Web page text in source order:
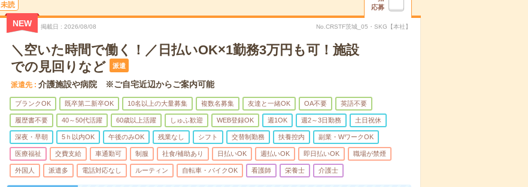
未読
応募
NEW 掲載日 2026/08/08 No.CRSTF茨城_05・SKG【本社】
＼空いた時間で働く！／日払いOK×1勤務3万円も可！施設
での見回りなど
派遣
派遣先 介護施設や病院 ※ご自宅近辺からご案内可能
ブランクOK 既卒第二新卒OK 10名以上の大量募集 複数名募集 友達と一緒OK OA不要 英語不要
履歴書不要 40～50代活躍 60歳以上活躍 しゅふ歓迎 WEB登録OK 週1OK 週2～3日勤務 土日祝休
深夜・早朝 5ｈ以内OK 午後のみOK 残業なし シフト 交替制勤務 扶養控内 副業・WワークOK
医療福祉 交費支給 車通勤可 制服 社食/補助あり 日払いOK 週払いOK 即日払いOK 職場が禁煙
外国人 派遣多 電話対応なし ルーティン 自転車・バイクOK 看護師 栄養士 介護士